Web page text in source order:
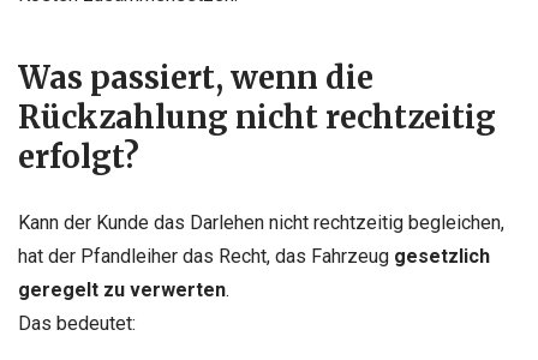
Was passiert, wenn die
Rückzahlung nicht rechtzeitig
erfolgt?
Kann der Kunde das Darlehen nicht rechtzeitig begleichen,
hat der Pfandleiher das Recht, das Fahrzeug gesetzlich
geregelt zu verwerten.
Das bedeutet: